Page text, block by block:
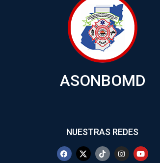
ASONBOMD
NUESTRAS REDES